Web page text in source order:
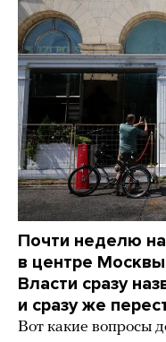
Почти неделю
в центре
Власти сразу
и сразу же
Вот какие вопросы